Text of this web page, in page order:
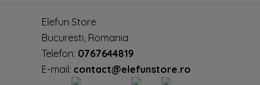
Elefun Store
Bucuresti, Romania
Telefon: 0767644819
E-mail: contact@elefunstore.ro